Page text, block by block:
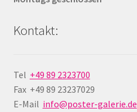
Kontakt:
Tel +49 89 2323700
Fax +49 89 23237029
E-Mail info@poster-galerie.de